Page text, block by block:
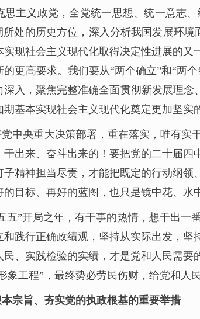
思主义政党，全党统一思想、统一意志
所处的历史方位，深入分析我国发展环
实现社会主义现代化取得决定性进展的
的更高要求。我们要从“两个确立”和“两
深入，聚焦完整准确全面贯彻新发展理
基本实现社会主义现代化奠定更加坚实
中央重大决策部署，重在落实，唯有实
干出来、奋斗出来的！要把党的二十届
子精神担当尽责，才能把既定的行动纲
目标、再好的蓝图，也只是镜中花、水
五”开局之年，有干事的热情，想干出
和践行正确政绩观，坚持从实际出发，
民、实践检验的实绩，才是党和人民需
象工程”，最终势必劳民伤财，给党和人
宗旨、夯实党的执政根基的重要举措